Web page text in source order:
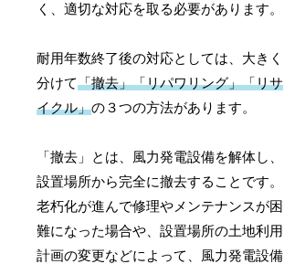
く、適切な対応を取る必要があります。
耐用年数終了後の対応としては、大きく
分けて「撤去」「リパワリング」「リサ
イクル」の３つの方法があります。
「撤去」とは、風力発電設備を解体し、
設置場所から完全に撤去することです。
老朽化が進んで修理やメンテナンスが困
難になった場合や、設置場所の土地利用
計画の変更などによって、風力発電設備